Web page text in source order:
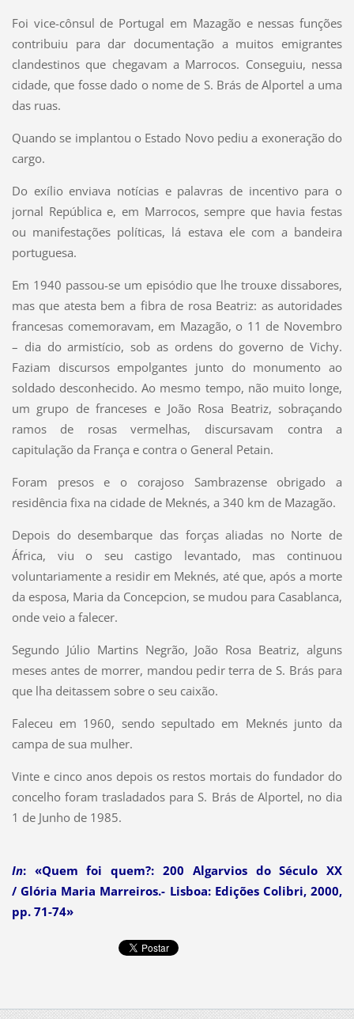
Foi vice-cônsul de Portugal em Mazagão e nessas funções
contribuiu para dar documentação a muitos emigrantes
clandestinos que chegavam a Marrocos. Conseguiu, nessa
cidade, que fosse dado o nome de S. Brás de Alportel a uma
das ruas.
Quando se implantou o Estado Novo pediu a exoneração do
cargo.
Do exílio enviava notícias e palavras de incentivo para o
jornal República e, em Marrocos, sempre que havia festas
ou manifestações políticas, lá estava ele com a bandeira
portuguesa.
Em 1940 passou-se um episódio que lhe trouxe dissabores,
mas que atesta bem a fibra de rosa Beatriz: as autoridades
francesas comemoravam, em Mazagão, o 11 de Novembro
– dia do armistício, sob as ordens do governo de Vichy.
Faziam discursos empolgantes junto do monumento ao
soldado desconhecido. Ao mesmo tempo, não muito longe,
um grupo de franceses e João Rosa Beatriz, sobraçando
ramos de rosas vermelhas, discursavam contra a
capitulação da França e contra o General Petain.
Foram presos e o corajoso Sambrazense obrigado a
residência fixa na cidade de Meknés, a 340 km de Mazagão.
Depois do desembarque das forças aliadas no Norte de
África, viu o seu castigo levantado, mas continuou
voluntariamente a residir em Meknés, até que, após a morte
da esposa, Maria da Concepcion, se mudou para Casablanca,
onde veio a falecer.
Segundo Júlio Martins Negrão, João Rosa Beatriz, alguns
meses antes de morrer, mandou pedir terra de S. Brás para
que lha deitassem sobre o seu caixão.
Faleceu em 1960, sendo sepultado em Meknés junto da
campa de sua mulher.
Vinte e cinco anos depois os restos mortais do fundador do
concelho foram trasladados para S. Brás de Alportel, no dia
1 de Junho de 1985.
In: «Quem foi quem?: 200 Algarvios do Século XX
/ Glória Maria Marreiros.- Lisboa: Edições Colibri, 2000,
pp. 71-74»